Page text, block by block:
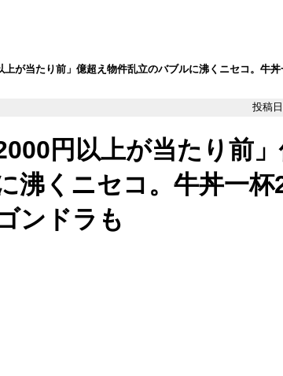
上が当たり前」億超え物件乱立のバブルに沸くニセコ。牛
投稿
円以上が当たり前
沸くニセコ。牛丼一杯
ンドラも